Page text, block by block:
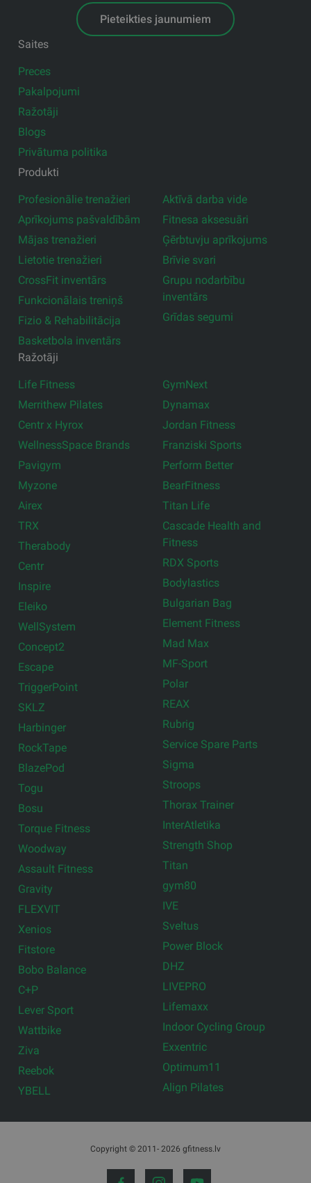
Pieteikties jaunumiem
Saites
Preces
Pakalpojumi
Ražotāji
Blogs
Privātuma politika
Produkti
Profesionālie trenažieri
Aprīkojums pašvaldībām
Mājas trenažieri
Lietotie trenažieri
CrossFit inventārs
Funkcionālais treniņš
Fizio & Rehabilitācija
Basketbola inventārs
Aktīvā darba vide
Fitnesa aksesuāri
Ģērbtuvju aprīkojums
Brīvie svari
Grupu nodarbību
inventārs
Grīdas segumi
Ražotāji
Life Fitness
Merrithew Pilates
Centr x Hyrox
WellnessSpace Brands
Pavigym
Myzone
Airex
TRX
Therabody
Centr
Inspire
Eleiko
WellSystem
Concept2
Escape
TriggerPoint
SKLZ
Harbinger
RockTape
BlazePod
Togu
Bosu
Torque Fitness
Woodway
Assault Fitness
Gravity
FLEXVIT
Xenios
Fitstore
Bobo Balance
C+P
Lever Sport
Wattbike
Ziva
Reebok
YBELL
GymNext
Dynamax
Jordan Fitness
Franziski Sports
Perform Better
BearFitness
Titan Life
Cascade Health and
Fitness
RDX Sports
Bodylastics
Bulgarian Bag
Element Fitness
Mad Max
MF-Sport
Polar
REAX
Rubrig
Service Spare Parts
Sigma
Stroops
Thorax Trainer
InterAtletika
Strength Shop
Titan
gym80
IVE
Sveltus
Power Block
DHZ
LIVEPRO
Lifemaxx
Indoor Cycling Group
Exxentric
Optimum11
Align Pilates
Copyright © 2011- 2026 gfitness.lv